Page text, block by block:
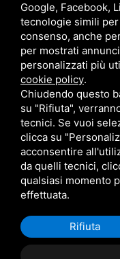
RADIO SOUND SNCVIALE
D.L.
PRIVACY•SITEMAP•
V3,PRIVACY
Google, Facebook,
tecnologie simili
consenso, anche
per mostrati
personalizzati più
cookie policy.
Chiudendo questo
su "Rifiuta",
tecnici. Se vuoi
clicca su
acconsentire
da quelli tecnici,
qualsiasi momento
effettuata.
Rifiuta